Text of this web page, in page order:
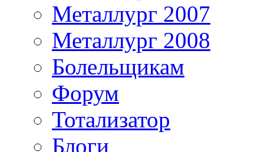
Металлург 2007
Металлург 2008
Болельщикам
Форум
Тотализатор
Блоги